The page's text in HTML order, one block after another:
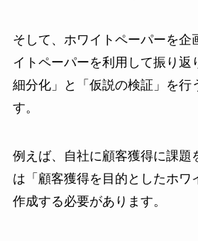
そして、ホワイトペーパーを企
イトペーパーを利用して振り返
細分化」と「仮説の検証」を行
す。
例えば、自社に顧客獲得に課題
は「顧客獲得を目的としたホワ
作成する必要があります。